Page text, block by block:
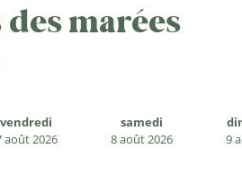
marées
vendredi
août 2026
samedi
8 août 2026
9